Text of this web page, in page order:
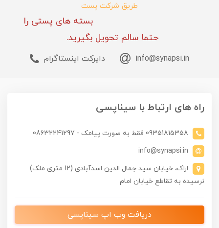
طریق شرکت پست
بسته های پستی را
حتما سالم تحویل بگیرید.
info@synapsi.in دایرکت اینستاگرام
راه های ارتباط با سیناپسی
09351815358 فقط به صورت پیامک - 08632241297
info@synapsi.in
اراک، خیابان سید جمال الدین اسدآبادی (12 متری ملک)
نرسیده به تقاطع خیابان امام
دریافت وب اپ سیناپسی